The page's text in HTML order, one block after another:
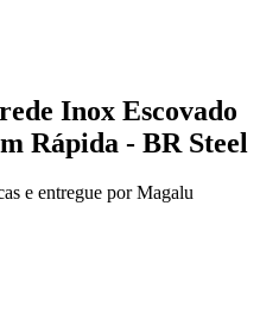
Inox Escovado
Rápida - BR Steel
e entregue por Magalu